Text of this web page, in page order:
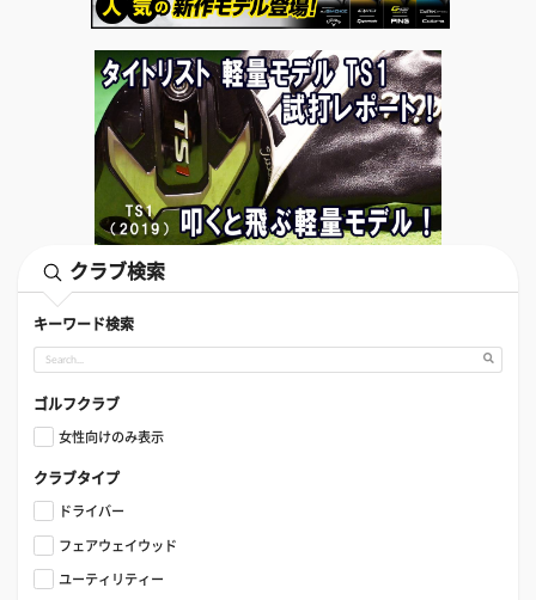
クラブ検索
キーワード検索
ゴルフクラブ
女性向けのみ表示
クラブタイプ
ドライバー
フェアウェイウッド
ユーティリティー